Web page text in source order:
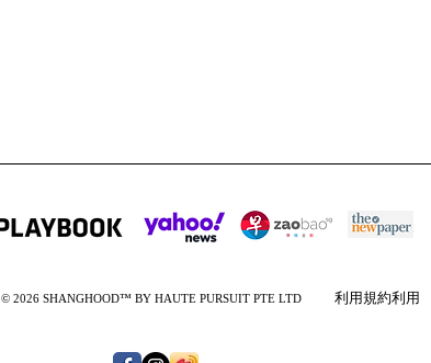
© 2026 SHANGHOOD™ BY HAUTE PURSUIT PTE LTD 利用規約利用